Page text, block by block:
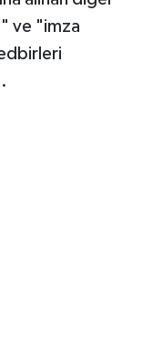
ve "imza